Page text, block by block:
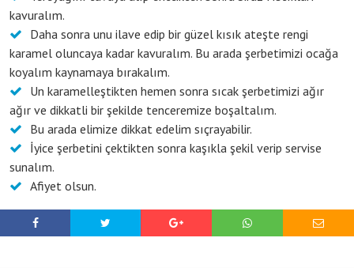
kavuralım.
Daha sonra unu ilave edip bir güzel kısık ateşte rengi
karamel oluncaya kadar kavuralım. Bu arada şerbetimizi ocağa
koyalım kaynamaya bırakalım.
Un karamelleştikten hemen sonra sıcak şerbetimizi ağır
ağır ve dikkatli bir şekilde tenceremize boşaltalım.
Bu arada elimize dikkat edelim sıçrayabilir.
İyice şerbetini çektikten sonra kaşıkla şekil verip servise
sunalım.
Afiyet olsun.